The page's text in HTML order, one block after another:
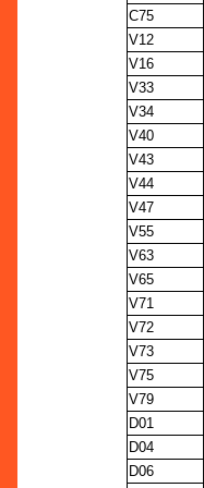
C75
V12
V16
V33
V34
V40
V43
V44
V47
V55
V63
V65
V71
V72
V73
V75
V79
D01
D04
D06